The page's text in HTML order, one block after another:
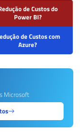
de Custos do
Power BI?
de Custos com
Azure?
Microsoft